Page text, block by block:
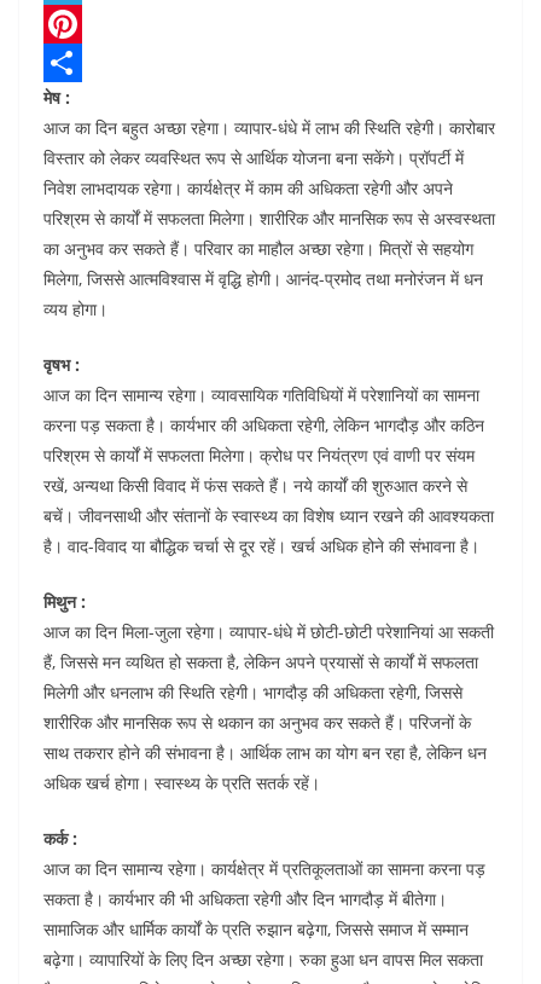
b
o
o
k
a
s
A
p
p
n
k
e
d
I
n
T
e
l
e
g
r
a
P
i
n
t
e
r
t
S
h
a
r
e
मेष :
आज का दिन बहुत अच्छा रहेगा। व्यापार-धंधे में लाभ की स्थिति रहेगी। कारोबार
विस्तार को लेकर व्यवस्थित रूप से आर्थिक योजना बना सकेंगे। प्रॉपर्टी में
निवेश लाभदायक रहेगा। कार्यक्षेत्र में काम की अधिकता रहेगी और अपने
परिश्रम से कार्यों में सफलता मिलेगा। शारीरिक और मानसिक रूप से अस्वस्थता
का अनुभव कर सकते हैं। परिवार का माहौल अच्छा रहेगा। मित्रों से सहयोग
मिलेगा, जिससे आत्मविश्वास में वृद्धि होगी। आनंद-प्रमोद तथा मनोरंजन में धन
व्यय होगा।
वृषभ :
आज का दिन सामान्य रहेगा। व्यावसायिक गतिविधियों में परेशानियों का सामना
करना पड़ सकता है। कार्यभार की अधिकता रहेगी, लेकिन भागदौड़ और कठिन
परिश्रम से कार्यों में सफलता मिलेगा। क्रोध पर नियंत्रण एवं वाणी पर संयम
रखें, अन्यथा किसी विवाद में फंस सकते हैं। नये कार्यों की शुरुआत करने से
बचें। जीवनसाथी और संतानों के स्वास्थ्य का विशेष ध्यान रखने की आवश्यकता
है। वाद-विवाद या बौद्धिक चर्चा से दूर रहें। खर्च अधिक होने की संभावना है।
मिथुन :
आज का दिन मिला-जुला रहेगा। व्यापार-धंधे में छोटी-छोटी परेशानियां आ सकती
हैं, जिससे मन व्यथित हो सकता है, लेकिन अपने प्रयासों से कार्यों में सफलता
मिलेगी और धनलाभ की स्थिति रहेगी। भागदौड़ की अधिकता रहेगी, जिससे
शारीरिक और मानसिक रूप से थकान का अनुभव कर सकते हैं। परिजनों के
साथ तकरार होने की संभावना है। आर्थिक लाभ का योग बन रहा है, लेकिन धन
अधिक खर्च होगा। स्वास्थ्य के प्रति सतर्क रहें।
कर्क :
आज का दिन सामान्य रहेगा। कार्यक्षेत्र में प्रतिकूलताओं का सामना करना पड़
सकता है। कार्यभार की भी अधिकता रहेगी और दिन भागदौड़ में बीतेगा।
सामाजिक और धार्मिक कार्यों के प्रति रुझान बढ़ेगा, जिससे समाज में सम्मान
बढ़ेगा। व्यापारियों के लिए दिन अच्छा रहेगा। रुका हुआ धन वापस मिल सकता